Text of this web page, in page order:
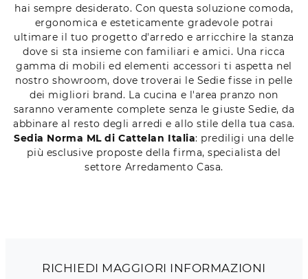
hai sempre desiderato. Con questa soluzione comoda,
ergonomica e esteticamente gradevole potrai
ultimare il tuo progetto d'arredo e arricchire la stanza
dove si sta insieme con familiari e amici. Una ricca
gamma di mobili ed elementi accessori ti aspetta nel
nostro showroom, dove troverai le Sedie fisse in pelle
dei migliori brand. La cucina e l'area pranzo non
saranno veramente complete senza le giuste Sedie, da
abbinare al resto degli arredi e allo stile della tua casa.
Sedia Norma ML di Cattelan Italia: prediligi una delle
più esclusive proposte della firma, specialista del
settore Arredamento Casa.
RICHIEDI MAGGIORI INFORMAZIONI